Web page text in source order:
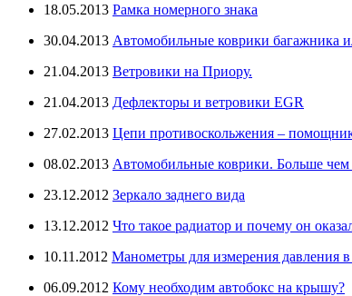
18.05.2013 Рамка номерного знака
30.04.2013 Автомобильные коврики багажника
21.04.2013 Ветровики на Приору.
21.04.2013 Дефлекторы и ветровики EGR
27.02.2013 Цепи противоскольжения –
08.02.2013 Автомобильные коврики. Больше чем
23.12.2012 Зеркало заднего вида
13.12.2012 Что такое радиатор и почему он
10.11.2012 Манометры для измерения давления
06.09.2012 Кому необходим автобокс на крышу?